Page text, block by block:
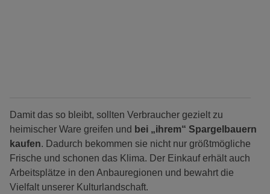
Damit das so bleibt, sollten Verbraucher gezielt zu
heimischer Ware greifen und bei „ihrem“ Spargelbauern
kaufen. Dadurch bekommen sie nicht nur größtmögliche
Frische und schonen das Klima. Der Einkauf erhält auch
Arbeitsplätze in den Anbauregionen und bewahrt die
Vielfalt unserer Kulturlandschaft.